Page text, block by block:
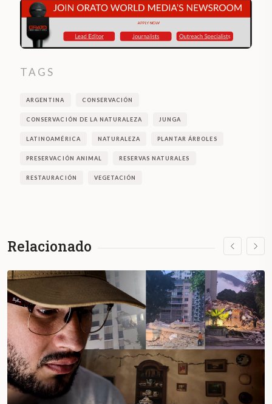
TAGS
ARGENTINA CONSERVACIÓN
CONSERVACIÓN DE LA NATURALEZA JUNGA
LATINOAMÉRICA NATURALEZA PLANTAR ÁRBOLES
PRESERVACIÓN ANIMAL RESERVAS NATURALES
RESTAURACIÓN VEGETACIÓN
Relacionado